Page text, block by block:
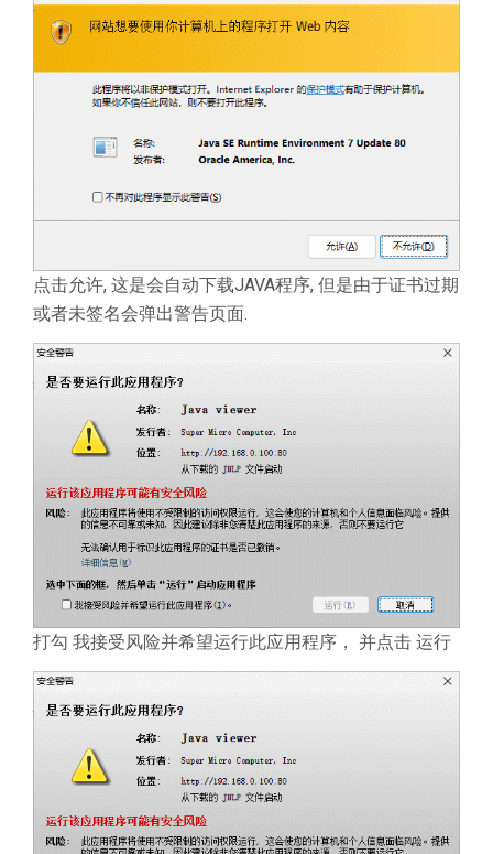
点击允许, 这是会自动下载JAVA程序, 但是由于证书过期
或者未签名会弹出警告页面.
打勾 我接受风险并希望运行此应用程序， 并点击 运行